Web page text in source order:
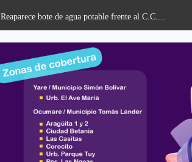
Reaparece bote de agua potable frente al C.C....